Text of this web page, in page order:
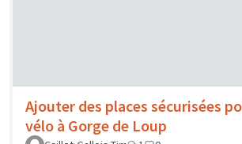
Ajouter des places sécurisées
vélo à Gorge de Loup